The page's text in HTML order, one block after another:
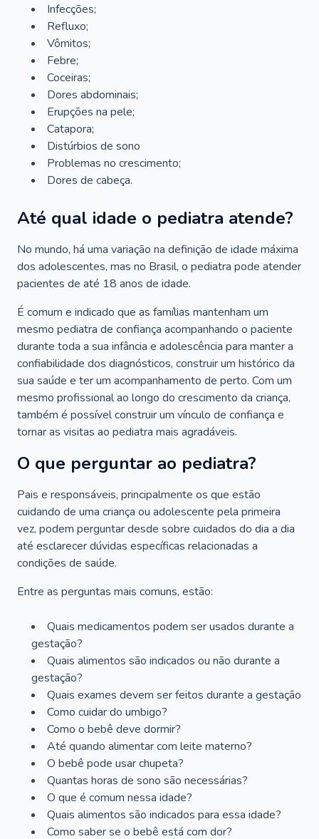
Infecções;
Refluxo;
Vômitos;
Febre;
Coceiras;
Dores abdominais;
Erupções na pele;
Catapora;
Distúrbios de sono
Problemas no crescimento;
Dores de cabeça.
Até qual idade o pediatra atende?
No mundo, há uma variação na definição de idade máxima
dos adolescentes, mas no Brasil, o pediatra pode atender
pacientes de até 18 anos de idade.
É comum e indicado que as famílias mantenham um
mesmo pediatra de confiança acompanhando o paciente
durante toda a sua infância e adolescência para manter a
confiabilidade dos diagnósticos, construir um histórico da
sua saúde e ter um acompanhamento de perto. Com um
mesmo profissional ao longo do crescimento da criança,
também é possível construir um vínculo de confiança e
tornar as visitas ao pediatra mais agradáveis.
O que perguntar ao pediatra?
Pais e responsáveis, principalmente os que estão
cuidando de uma criança ou adolescente pela primeira
vez, podem perguntar desde sobre cuidados do dia a dia
até esclarecer dúvidas específicas relacionadas a
condições de saúde.
Entre as perguntas mais comuns, estão:
Quais medicamentos podem ser usados durante a
gestação?
Quais alimentos são indicados ou não durante a
gestação?
Quais exames devem ser feitos durante a gestação
Como cuidar do umbigo?
Como o bebê deve dormir?
Até quando alimentar com leite materno?
O bebê pode usar chupeta?
Quantas horas de sono são necessárias?
O que é comum nessa idade?
Quais alimentos são indicados para essa idade?
Como saber se o bebê está com dor?